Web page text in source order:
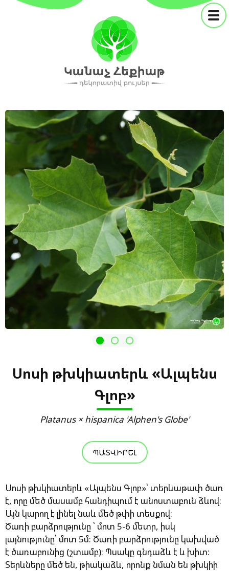
Սոսի թխկիատերև «Ալպենս
Գլոբ»
Platanus × hispanica 'Alphen's Globe'
ՊԱՏՎԻՐԵԼ
Սոսի թխկիատերև «Ալպենս Գլոբ»՝ տերևաթափ ծառ
է, որը մեծ մասամբ հանդիպում է անոստաբուն ձևով։
Այն կարող է լինել նաև մեծ թփի տեսքով։
Ծառի բարձրությունը ՝ մոտ 5-6 մետր, իսկ
լայնությունը՝ մոտ 5մ։ Ծառի բարձրությունը կախված
է ծառաբունից (շտամբ)։ Պսակը գնդաձև է և խիտ:
Տերևները մեծ են, թիակաձև, որոնք նման են թխկիի